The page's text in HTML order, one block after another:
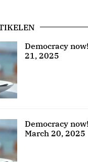
Democracy
21, 2025
Democracy
March 20, 2025